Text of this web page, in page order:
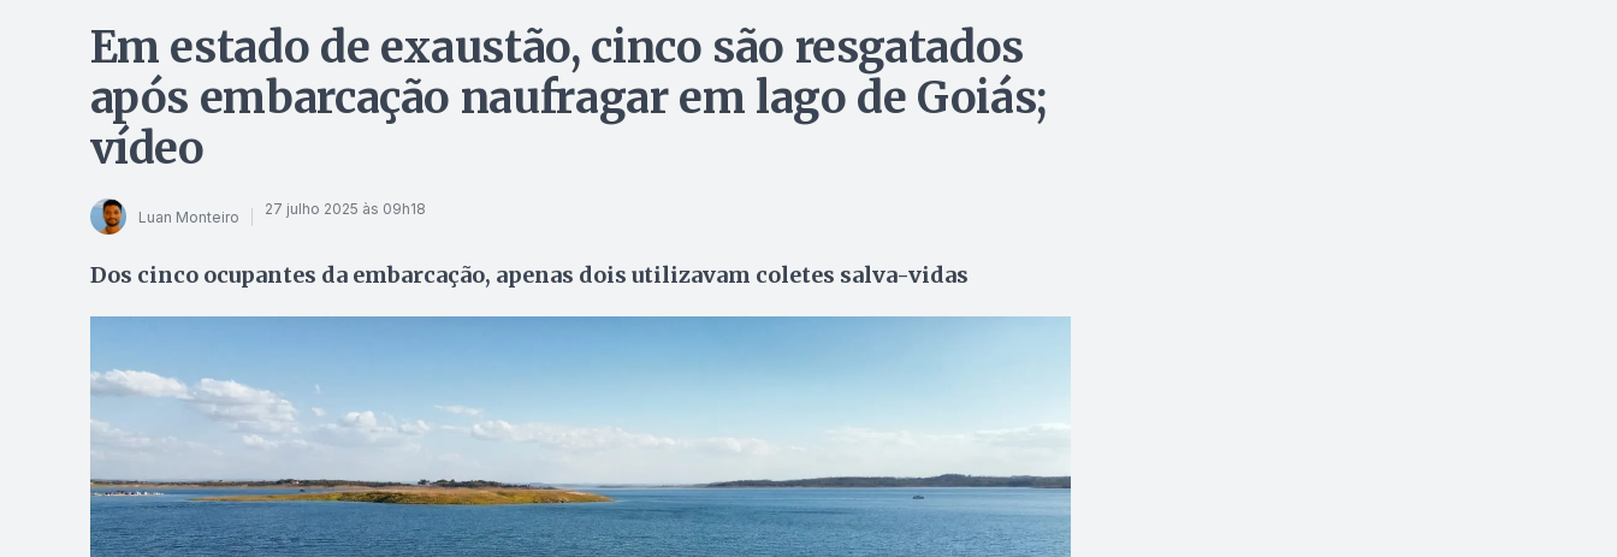
Em estado de exaustão, cinco são resgatados
após embarcação naufragar em lago de Goiás;
vídeo
Luan Monteiro 27 julho 2025 às 09h18
Dos cinco ocupantes da embarcação, apenas dois utilizavam coletes salva-vidas